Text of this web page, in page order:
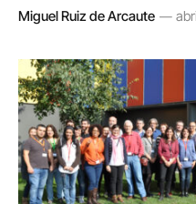
Miguel Ruiz de Arcaute